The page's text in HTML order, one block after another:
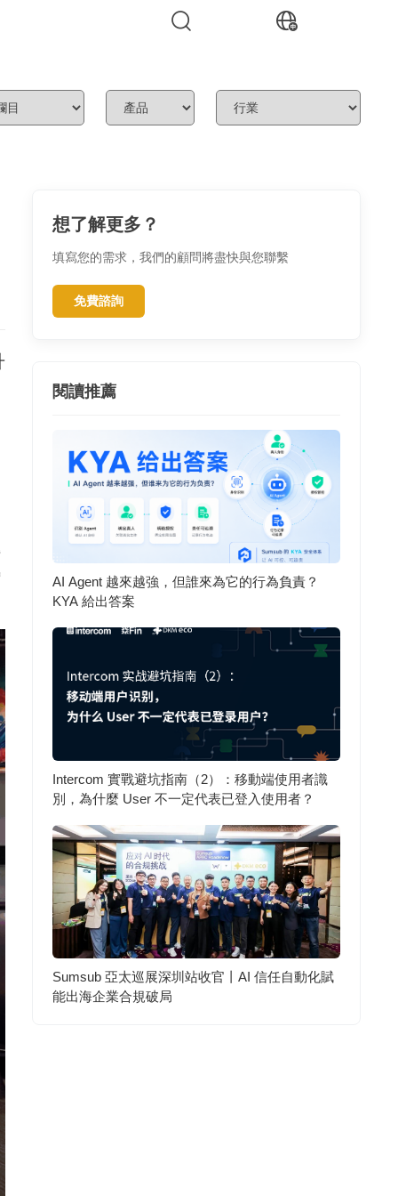
想了解更多？
填寫您的需求，我們的顧問將盡快與您聯繫
免費諮詢
閱讀推薦
AI Agent 越來越強，但誰來為它的行為負責？
KYA 給出答案
Intercom 實戰避坑指南（2）：移動端使用者識
別，為什麼 User 不一定代表已登入使用者？
Sumsub 亞太巡展深圳站收官丨AI 信任自動化賦
能出海企業合規破局